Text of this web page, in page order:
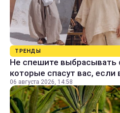
ТРЕНДЫ
Не спешите выбрасывать
которые спасут вас, если
06 августа 2026, 14:58